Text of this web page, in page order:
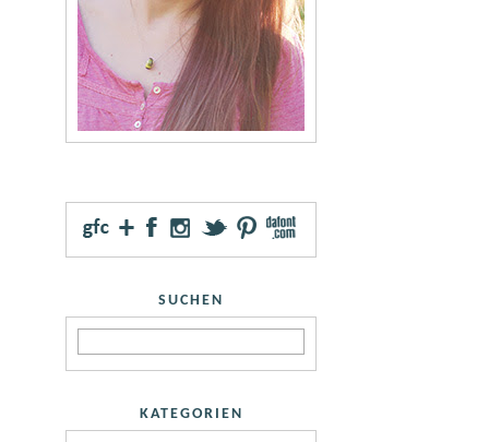
SUCHEN
KATEGORIEN